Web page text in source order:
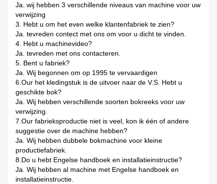
Ja. wij hebben 3 verschillende niveaus van machine voor uw
verwijzing
3. Hebt u om het even welke klantenfabriek te zien?
Ja. tevreden contect met ons om voor u dicht te vinden.
4. Hebt u machinevideo?
Ja. tevreden met ons contacteren.
5. Bent u fabriek?
Ja. Wij begonnen om op 1995 te vervaardigen
6.Our het kledingstuk is de uitvoer naar de V.S. Hebt u
geschikte bok?
Ja. Wij hebben verschillende soorten bokreeks voor uw
verwijzing.
7.Our fabrieksproductie niet is veel, kon ik één of andere
suggestie over de machine hebben?
Ja. Wij hebben dubbele bokmachine voor kleine
productiefabriek.
8.Do u hebt Engelse handboek en installatieinstructie?
Ja. Wij hebben al machine met Engelse handboek en
installatieinstructie.